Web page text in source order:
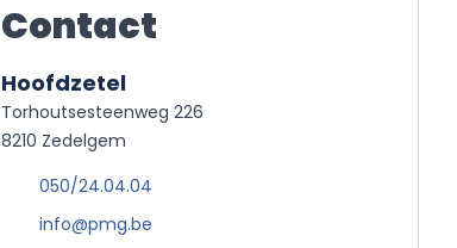
Contact
Hoofdzetel
Torhoutsesteenweg 226
8210 Zedelgem
050/24.04.04
info@pmg.be